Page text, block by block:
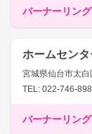
バーナーリン
ホームセン
宮城県仙台市太白
TEL: 022-746-
バーナーリン